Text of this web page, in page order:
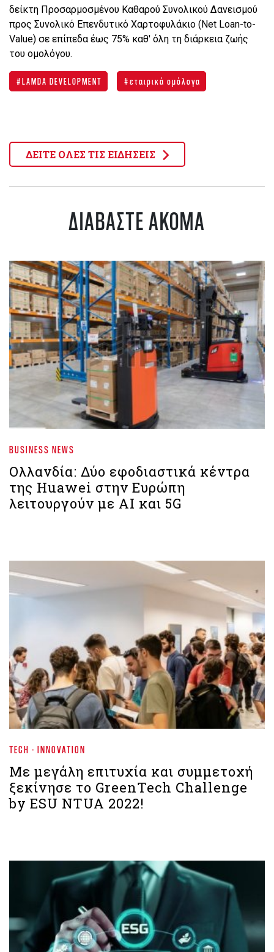
δείκτη Προσαρμοσμένου Καθαρού Συνολικού Δανεισμού
προς Συνολικό Επενδυτικό Χαρτοφυλάκιο (Net Loan-to-
Value) σε επίπεδα έως 75% καθ' όλη τη διάρκεια ζωής
του ομολόγου.
LAMDA DEVELOPMENT εταιρικά ομόλογα
ΔΕΙΤΕ ΟΛΕΣ ΤΙΣ ΕΙΔΗΣΕΙΣ
ΔΙΑΒΑΣΤΕ ΑΚΟΜΑ
BUSINESS NEWS
Ολλανδία: Δύο εφοδιαστικά κέντρα
της Huawei στην Ευρώπη
λειτουργούν με ΑΙ και 5G
TECH - INNOVATION
Με μεγάλη επιτυχία και συμμετοχή
ξεκίνησε το GreenTech Challenge
by ESU NTUA 2022!